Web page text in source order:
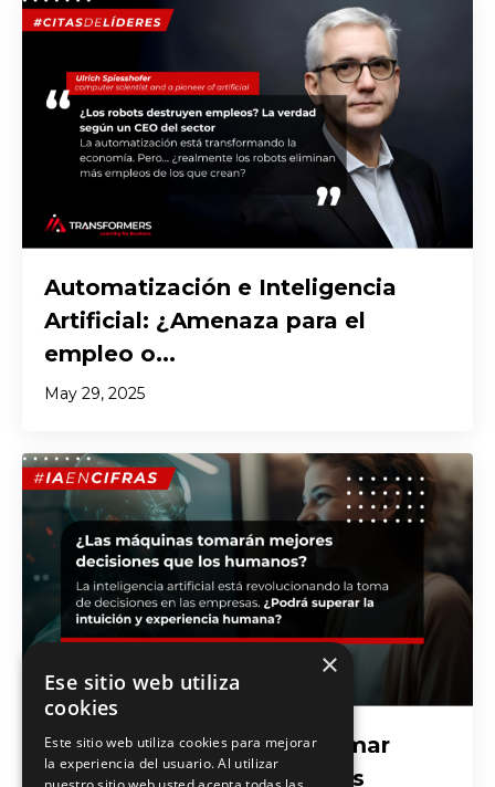
Automatización e Inteligencia
Artificial: ¿Amenaza para el
empleo o...
May 29, 2025
¿Pueden las Máquinas Tomar
Mejores Decisiones que los
×
Ese sitio web utiliza
cookies
Este sitio web utiliza cookies para mejorar
la experiencia del usuario. Al utilizar